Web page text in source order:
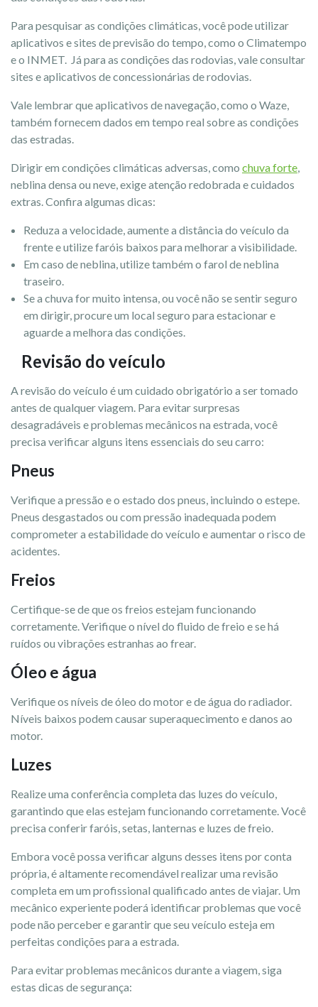
Para pesquisar as condições climáticas, você pode utilizar
aplicativos e sites de previsão do tempo, como o Climatempo
e o INMET. Já para as condições das rodovias, vale consultar
sites e aplicativos de concessionárias de rodovias.
Vale lembrar que aplicativos de navegação, como o Waze,
também fornecem dados em tempo real sobre as condições
das estradas.
Dirigir em condições climáticas adversas, como chuva forte,
neblina densa ou neve, exige atenção redobrada e cuidados
extras. Confira algumas dicas:
Reduza a velocidade, aumente a distância do veículo da
frente e utilize faróis baixos para melhorar a visibilidade.
Em caso de neblina, utilize também o farol de neblina
traseiro.
Se a chuva for muito intensa, ou você não se sentir seguro
em dirigir, procure um local seguro para estacionar e
aguarde a melhora das condições.
Revisão do veículo
A revisão do veículo é um cuidado obrigatório a ser tomado
antes de qualquer viagem. Para evitar surpresas
desagradáveis e problemas mecânicos na estrada, você
precisa verificar alguns itens essenciais do seu carro:
Pneus
Verifique a pressão e o estado dos pneus, incluindo o estepe.
Pneus desgastados ou com pressão inadequada podem
comprometer a estabilidade do veículo e aumentar o risco de
acidentes.
Freios
Certifique-se de que os freios estejam funcionando
corretamente. Verifique o nível do fluido de freio e se há
ruídos ou vibrações estranhas ao frear.
Óleo e água
Verifique os níveis de óleo do motor e de água do radiador.
Níveis baixos podem causar superaquecimento e danos ao
motor.
Luzes
Realize uma conferência completa das luzes do veículo,
garantindo que elas estejam funcionando corretamente. Você
precisa conferir faróis, setas, lanternas e luzes de freio.
Embora você possa verificar alguns desses itens por conta
própria, é altamente recomendável realizar uma revisão
completa em um profissional qualificado antes de viajar. Um
mecânico experiente poderá identificar problemas que você
pode não perceber e garantir que seu veículo esteja em
perfeitas condições para a estrada.
Para evitar problemas mecânicos durante a viagem, siga
estas dicas de segurança: